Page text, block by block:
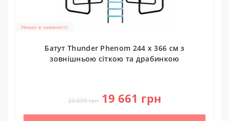
Немає в наявності
Батут Thunder Phenom 244 х 366 см з
зовнішньою сіткою та драбинкою
20 695 грн 19 661 грн